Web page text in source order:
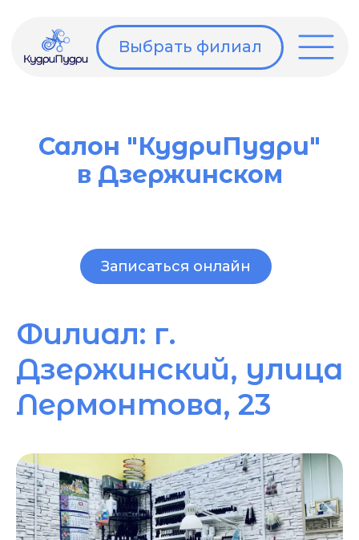
Выбрать филиал
Салон "КудриПудри"
в Дзержинском
Записаться онлайн
Филиал: г.
Дзержинский, улица
Лермонтова, 23